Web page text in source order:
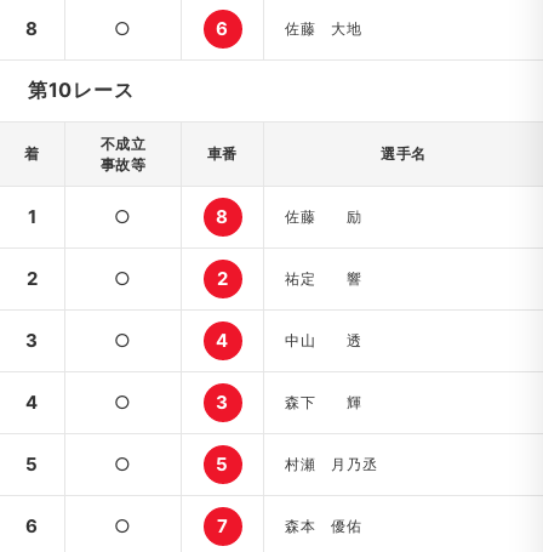
8 ○ 6 佐藤 大地
第10レース
着
不成立
事故等
車番 選手名
1 ○ 8 佐藤 励
2 ○ 2 祐定 響
3 ○ 4 中山 透
4 ○ 3 森下 輝
5 ○ 5 村瀬 月乃丞
6 ○ 7 森本 優佑